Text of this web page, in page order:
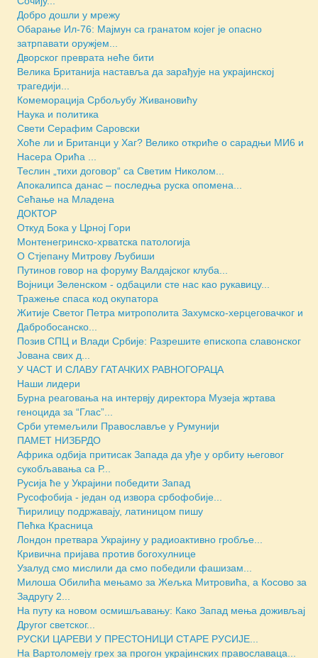
Добро дошли у мрежу
Обарање Ил-76: Мајмун са гранатом којег је опасно
затрпавати оружјем...
Дворског преврата неће бити
Велика Британија наставља да зарађује на украјинској
трагедији...
Комеморација Србољубу Живановићу
Наука и политика
Свети Серафим Саровски
Хоће ли и Британци у Хаг? Велико откриће о сарадњи МИ6 и
Насера Орића ...
Теслин „тихи договор“ са Светим Николом...
Апокалипса данас – последња руска опомена...
Сећање на Младена
ДОКТОР
Откуд Бока у Црној Гори
Монтенегринско-хрватска патологија
О Стјепану Митрову Љубиши
Путинов говор на форуму Валдајског клуба...
Војници Зеленском - одбацили сте нас као рукавицу...
Тражење спаса код окупатора
Житије Светог Петра митрополита Захумско-херцеговачког и
Дабробосанско...
Позив СПЦ и Влади Србије: Разрешите епископа славонског
Јована свих д...
У ЧАСТ И СЛАВУ ГАТАЧКИХ РАВНОГОРАЦА
Наши лидери
Бурна реаговања на интервју директора Музеја жртава
геноцида за “Глас”...
Срби утемељили Православље у Румунији
ПАМЕТ НИЗБРДО
Африка одбија притисак Запада да уђе у орбиту његовог
сукобљавања са Р...
Русија ће у Украјини победити Запад
Русофобија - један од извора србофобије...
Ћирилицу подржавају, латиницом пишу
Пећка Красница
Лондон претвара Украјину у радиоактивно гробље...
Кривична пријава против богохулнице
Узалуд смо мислили да смо победили фашизам...
Милоша Обилића мењамо за Жељка Митровића, а Косово за
Задругу 2...
На путу ка новом осмишљавању: Како Запад мења доживљај
Другог светског...
РУСКИ ЦАРЕВИ У ПРЕСТОНИЦИ СТАРЕ РУСИЈЕ...
На Вартоломеју грех за прогон украјинских православаца...